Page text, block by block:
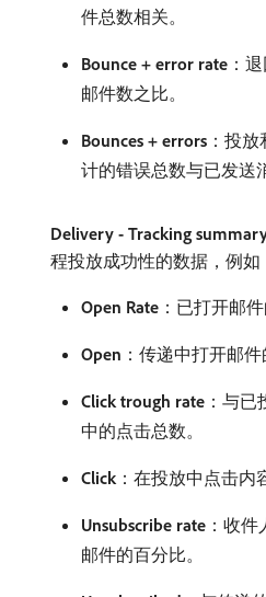
件总数相关。
Bounce + error rate ：
邮件数之比。
Bounces + errors ：投
计的错误总数与已发送
Delivery - Tracking
程投放成功性的数据，例如
Open Rate ：已打开邮
Open ：传递中打开邮件
Click trough rate ：与
中的点击总数。
Click：在投放中点击内
Unsubscribe rate ：收
邮件的百分比。